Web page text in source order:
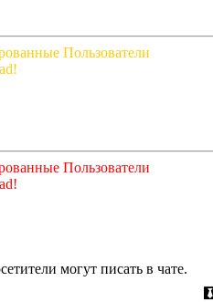
Пользователи
Пользователи
могут писать в чате.